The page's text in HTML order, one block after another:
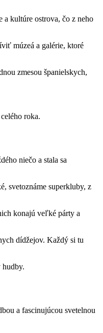
a kultúre ostrova, čo z neho
múzeá a galérie, ktoré
zmesou španielskych,
roka.
niečo a stala sa
svetoznáme superkluby, z
konajú veľké párty a
dídžejov. Každý si tu
hudby.
a fascinujúcou svetelnou